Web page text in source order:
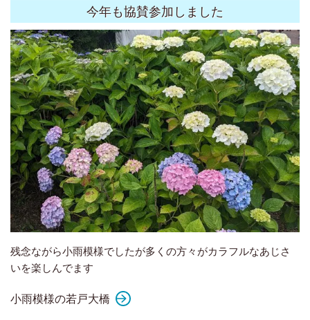
今年も協賛参加しました
残念ながら小雨模様でしたが多くの方々がカラフルなあじさ
いを楽しんでます
小雨模様の若戸大橋